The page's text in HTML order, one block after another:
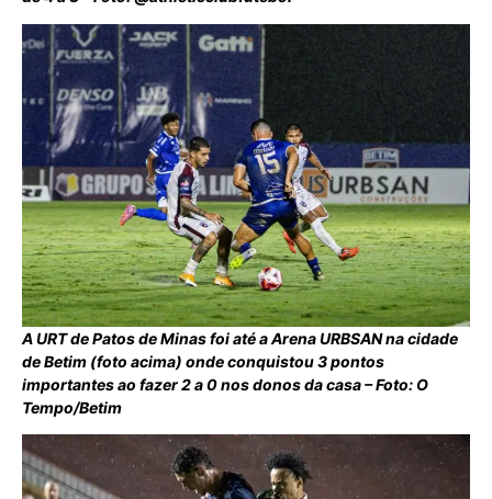
A URT de Patos de Minas foi até a Arena URBSAN na cidade
de Betim (foto acima) onde conquistou 3 pontos
importantes ao fazer 2 a 0 nos donos da casa – Foto: O
Tempo/Betim